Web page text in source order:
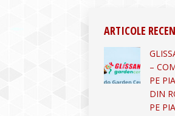
ARTICOLE
–
PE
DIN
PE